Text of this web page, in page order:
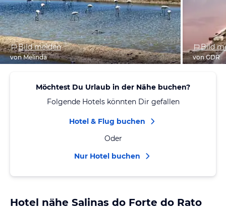
Bild melden
von Melinda
Bild
von GDR
Möchtest Du Urlaub in der Nähe buchen?
Folgende Hotels könnten Dir gefallen
Hotel & Flug buchen
Oder
Nur Hotel buchen
Hotel nähe Salinas do Forte do Rato